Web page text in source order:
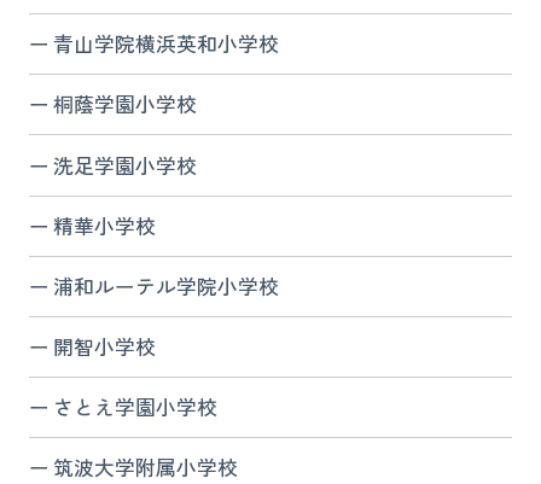
青山学院横浜英和小学校
桐蔭学園小学校
洗足学園小学校
精華小学校
浦和ルーテル学院小学校
開智小学校
さとえ学園小学校
筑波大学附属小学校